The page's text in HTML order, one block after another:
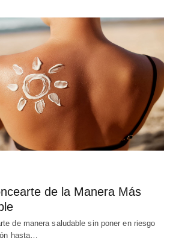
de la Manera Más
de manera saludable sin poner en riesgo
hasta…